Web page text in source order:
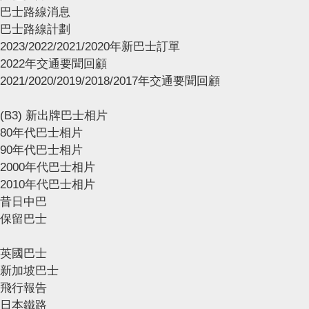
巴士路線消息
巴士路線計劃
2023/2022/2021/2020年新巴士訂單
2022年交通要聞回顧
2021/2020/2019/2018/2017年交通要聞回顧
(B3) 新出牌巴士相片
80年代巴士相片
90年代巴士相片
2000年代巴士相片
2010年代巴士相片
昔日中巴
保留巴士
英國巴士
新加坡巴士
飛行報告
日本鐵路